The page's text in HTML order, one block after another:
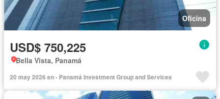
Oficina
USD$ 750,225
Bella Vista, Panamá
20 may 2026 en - Panamá Investment Group and Services